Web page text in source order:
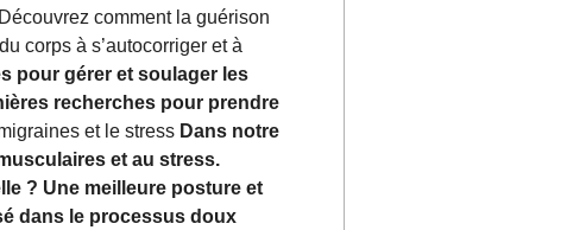
comment la guérison
corps à s’autocorriger et à
pour gérer et soulager les
recherches pour prendre
et le stress Dans notre
et au stress.
? Une meilleure posture et
dans le processus doux